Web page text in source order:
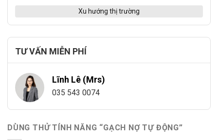
Xu hướng thị trường
TƯ VẤN MIỄN PHÍ
Lĩnh Lê (Mrs)
035 543 0074
DÙNG THỬ TÍNH NĂNG “GẠCH NỢ TỰ ĐỘNG”